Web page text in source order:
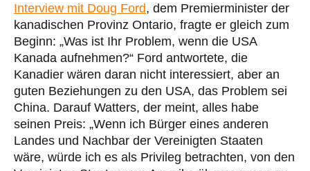
Interview mit Doug Ford, dem Premierminister der
kanadischen Provinz Ontario, fragte er gleich zum
Beginn: „Was ist Ihr Problem, wenn die USA
Kanada aufnehmen?“ Ford antwortete, die
Kanadier wären daran nicht interessiert, aber an
guten Beziehungen zu den USA, das Problem sei
China. Darauf Watters, der meint, alles habe
seinen Preis: „Wenn ich Bürger eines anderen
Landes und Nachbar der Vereinigten Staaten
wäre, würde ich es als Privileg betrachten, von den